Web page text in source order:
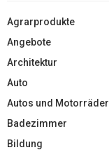
Agrarprodukte
Angebote
Architektur
Auto
Autos und Motorräder
Badezimmer
Bildung